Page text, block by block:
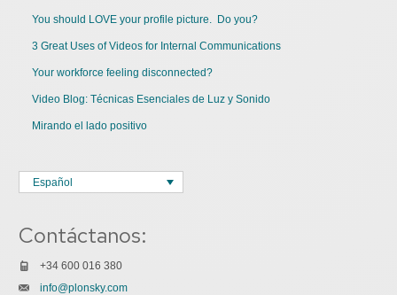
You should LOVE your profile picture. Do you?
3 Great Uses of Videos for Internal Communications
Your workforce feeling disconnected?
Video Blog: Técnicas Esenciales de Luz y Sonido
Mirando el lado positivo
Español
Contáctanos:
+34 600 016 380
info@plonsky.com